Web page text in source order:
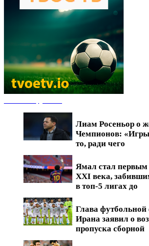
Лиам Росеньор о
Чемпионов:
то, ради чего
Ямал стал первым
XXI века,
в топ-5 лигах до
Глава
Ирана заявил о
пропуска сборной